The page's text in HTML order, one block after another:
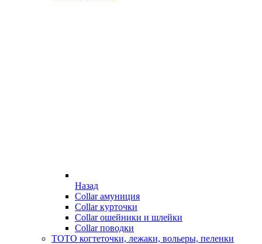
Назад
Collar амуниция
Collar курточки
Collar ошейники и шлейки
Collar поводки
ТОТО когтеточки, лежаки, вольеры, пеленки